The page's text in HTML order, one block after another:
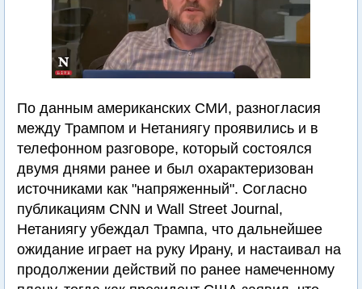
По данным американских СМИ, разногласия
между Трампом и Нетаниягу проявились и в
телефонном разговоре, который состоялся
двумя днями ранее и был охарактеризован
источниками как "напряженный". Согласно
публикациям CNN и Wall Street Journal,
Нетаниягу убеждал Трампа, что дальнейшее
ожидание играет на руку Ирану, и настаивал на
продолжении действий по ранее намеченному